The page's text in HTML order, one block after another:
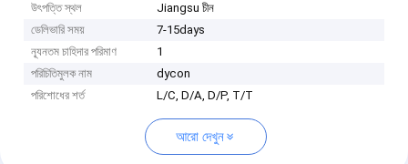
উৎপত্তি স্থল
Jiangsu চীন
ডেলিভারি সময়
7-15days
ন্যূনতম চাহিদার পরিমাণ
1
পরিচিতিমুলক নাম
dycon
পরিশোধের শর্ত
L/C, D/A, D/P, T/T
আরো দেখুন